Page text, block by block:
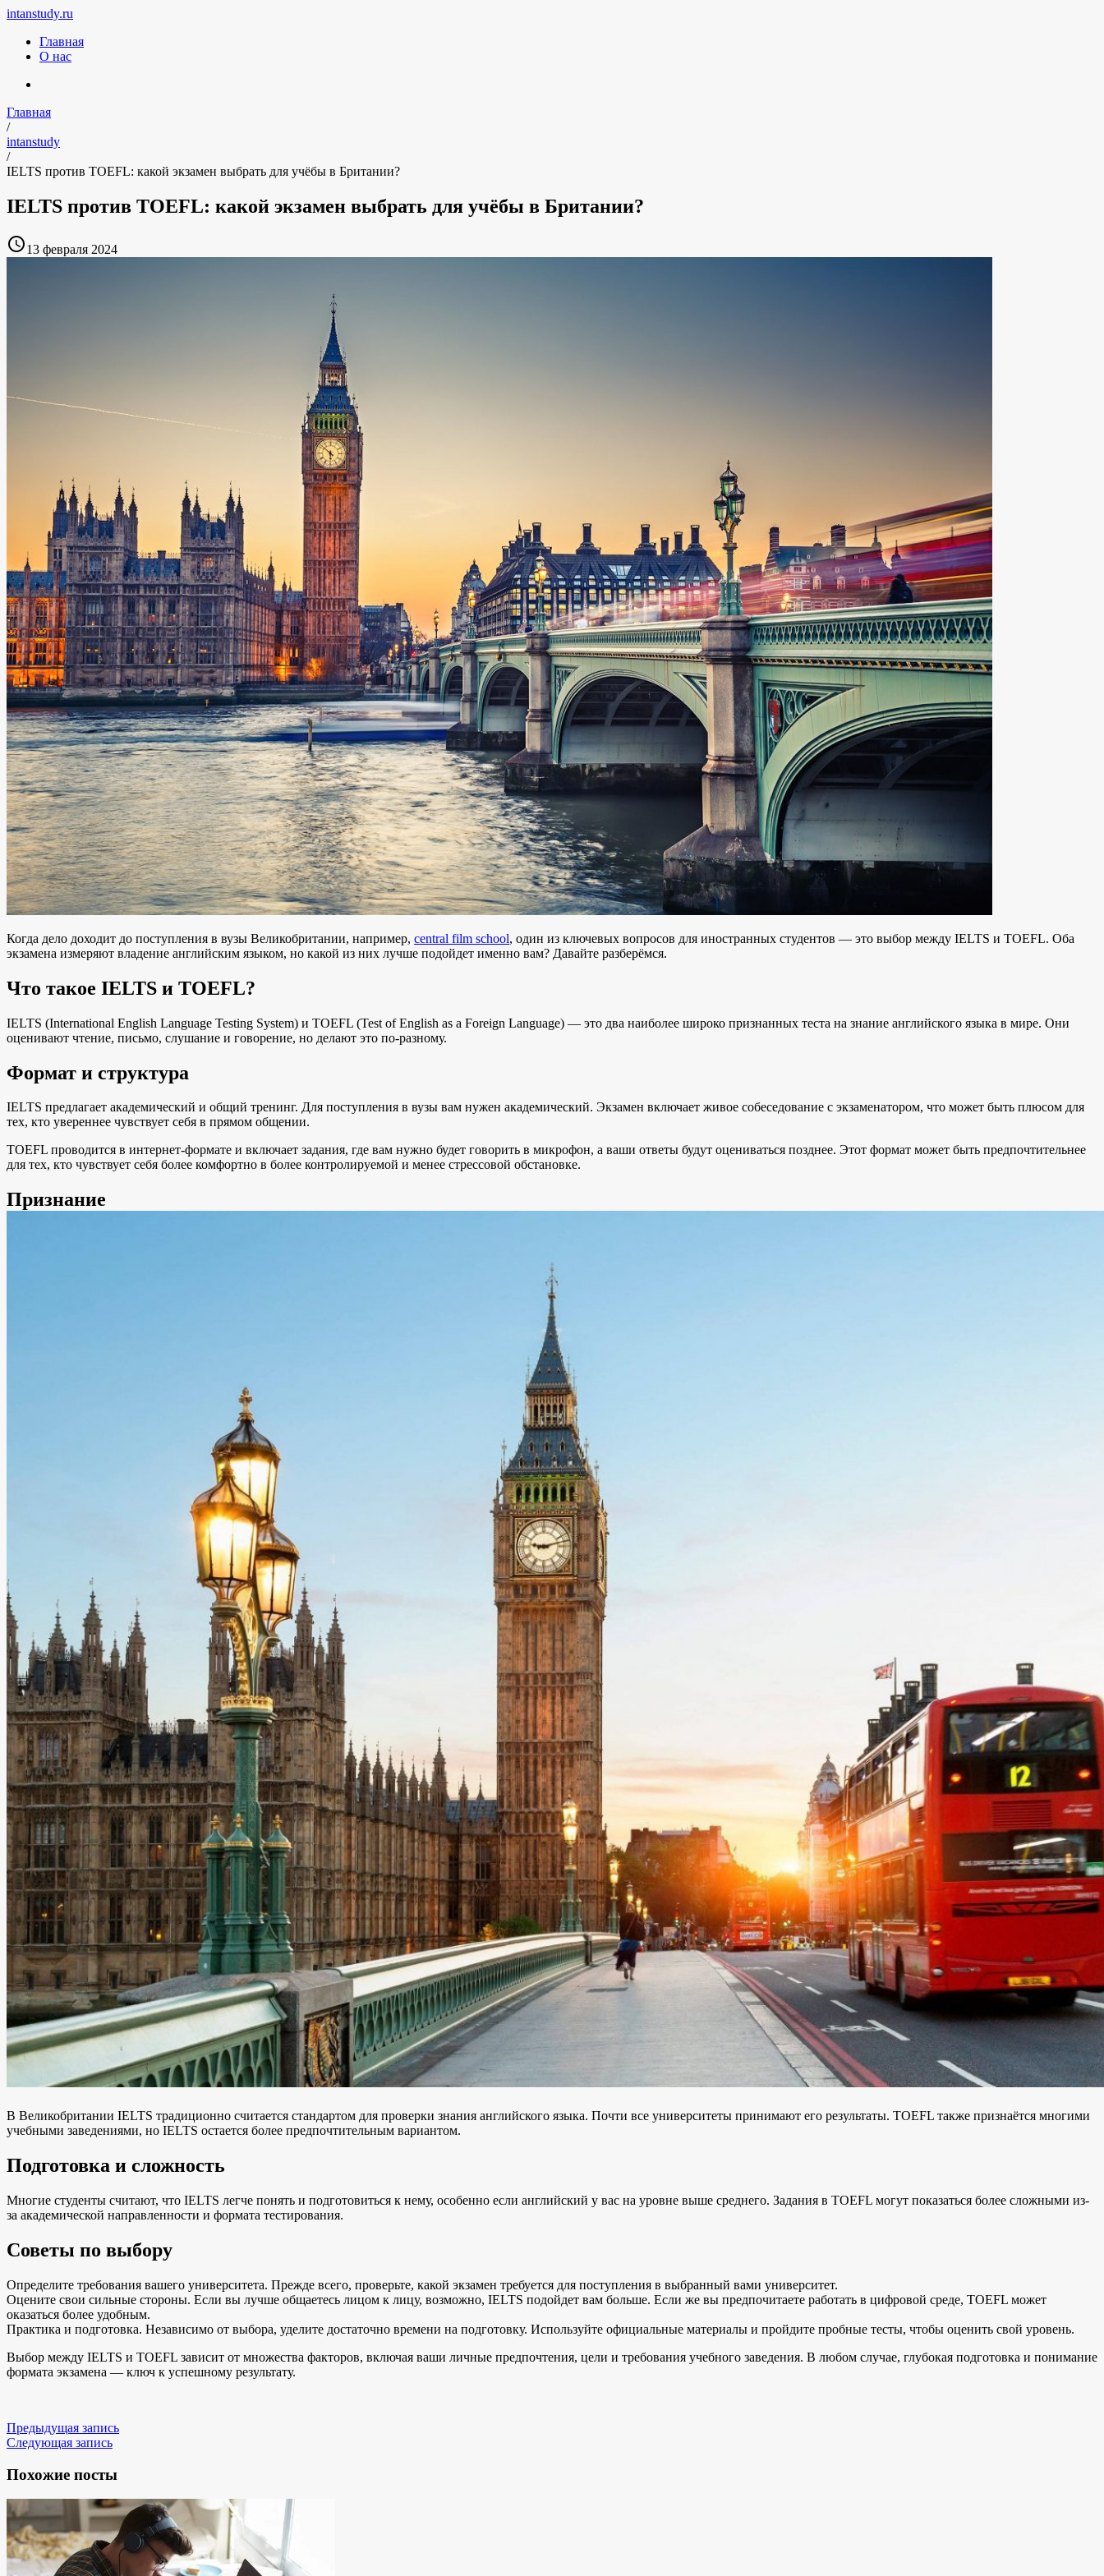
intanstudy.ru
Главная
О нас
Главная
/
intanstudy
/
IELTS против TOEFL: какой экзамен выбрать для учёбы в Британии?
IELTS против TOEFL: какой экзамен выбрать для учёбы в Британии?
access_time13 февраля 2024
Когда дело доходит до поступления в вузы Великобритании, например, central film school, один из ключевых вопросов для иностранных студентов — это выбор между IELTS и TOEFL. Оба
экзамена измеряют владение английским языком, но какой из них лучше подойдет именно вам? Давайте разберёмся.
Что такое IELTS и TOEFL?
IELTS (International English Language Testing System) и TOEFL (Test of English as a Foreign Language) — это два наиболее широко признанных теста на знание английского языка в мире. Они
оценивают чтение, письмо, слушание и говорение, но делают это по-разному.
Формат и структура
IELTS предлагает академический и общий тренинг. Для поступления в вузы вам нужен академический. Экзамен включает живое собеседование с экзаменатором, что может быть плюсом для
тех, кто увереннее чувствует себя в прямом общении.
TOEFL проводится в интернет-формате и включает задания, где вам нужно будет говорить в микрофон, а ваши ответы будут оцениваться позднее. Этот формат может быть предпочтительнее
для тех, кто чувствует себя более комфортно в более контролируемой и менее стрессовой обстановке.
Признание
В Великобритании IELTS традиционно считается стандартом для проверки знания английского языка. Почти все университеты принимают его результаты. TOEFL также признаётся многими
учебными заведениями, но IELTS остается более предпочтительным вариантом.
Подготовка и сложность
Многие студенты считают, что IELTS легче понять и подготовиться к нему, особенно если английский у вас на уровне выше среднего. Задания в TOEFL могут показаться более сложными из-
за академической направленности и формата тестирования.
Советы по выбору
Определите требования вашего университета. Прежде всего, проверьте, какой экзамен требуется для поступления в выбранный вами университет.
Оцените свои сильные стороны. Если вы лучше общаетесь лицом к лицу, возможно, IELTS подойдет вам больше. Если же вы предпочитаете работать в цифровой среде, TOEFL может
оказаться более удобным.
Практика и подготовка. Независимо от выбора, уделите достаточно времени на подготовку. Используйте официальные материалы и пройдите пробные тесты, чтобы оценить свой уровень.
Выбор между IELTS и TOEFL зависит от множества факторов, включая ваши личные предпочтения, цели и требования учебного заведения. В любом случае, глубокая подготовка и понимание
формата экзамена — ключ к успешному результату.
Предыдущая запись
Следующая запись
Похожие посты